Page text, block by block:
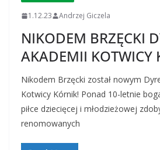
1.12.23 Andrzej Giczela
NIKODEM BRZĘCKI
AKADEMII KOTWICY
Nikodem Brzęcki został nowym
Kotwicy Kórnik! Ponad 10-letnie
piłce dziecięcej i młodzieżowej
renomowanych